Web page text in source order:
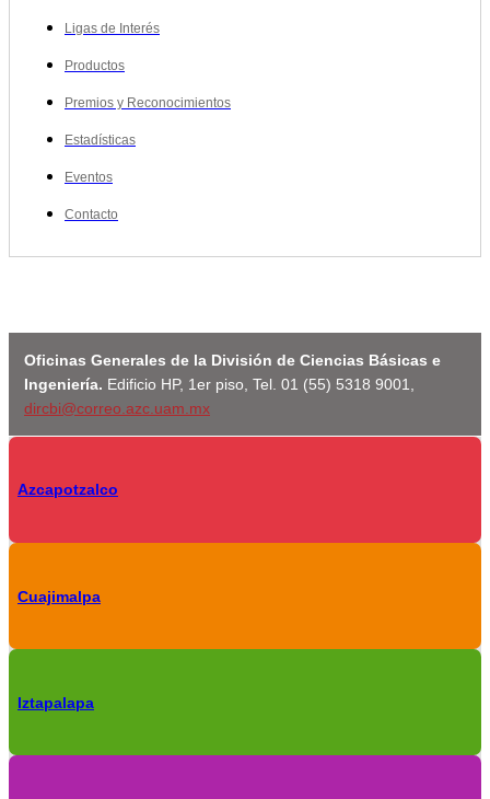
Ligas de Interés
Productos
Premios y Reconocimientos
Estadísticas
Eventos
Contacto
Oficinas Generales de la División de Ciencias Básicas e
Ingeniería. Edificio HP, 1er piso, Tel. 01 (55) 5318 9001,
dircbi@correo.azc.uam.mx
Azcapotzalco
Cuajimalpa
Iztapalapa